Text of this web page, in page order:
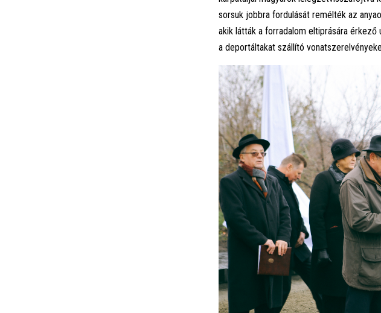
sorsuk jobbra fordulását remélték az
akik látták a forradalom eltiprására
a deportáltakat szállító